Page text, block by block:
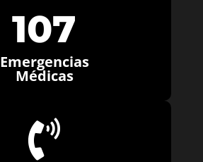
107
Emergencias
Médicas
